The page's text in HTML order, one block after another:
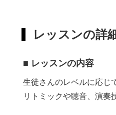
レッスンの詳
■ レッスンの内容
生徒さんのレベルに応じ
リトミックや聴音、演奏
生徒さんに楽しく有意義